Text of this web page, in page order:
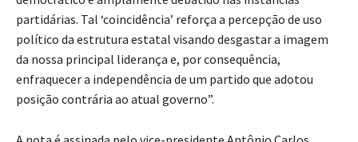
partidárias. Tal ‘coincidência’ reforça a percepção de uso
político da estrutura estatal visando desgastar a imagem
da nossa principal liderança e, por consequência,
enfraquecer a independência de um partido que adotou
posição contrária ao atual governo”.